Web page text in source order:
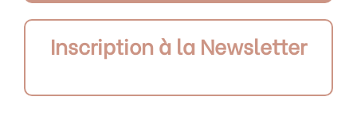
Inscription à la Newsletter